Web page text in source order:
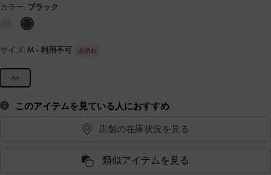
カラー: ブラック
サイズ: M - 利用不可 品切れ
M
このアイテムを見ている人におすすめ
店舗の在庫状況を見る
類似アイテムを見る